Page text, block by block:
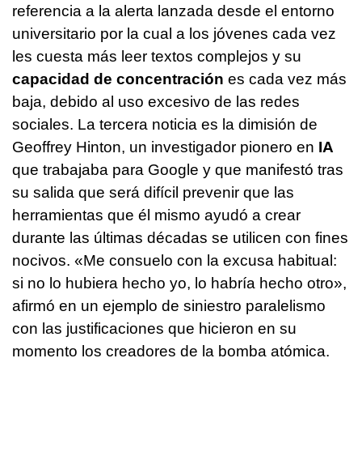
referencia a la alerta lanzada desde el entorno
universitario por la cual a los jóvenes cada vez
les cuesta más leer textos complejos y su
capacidad de concentración es cada vez más
baja, debido al uso excesivo de las redes
sociales. La tercera noticia es la dimisión de
Geoffrey Hinton, un investigador pionero en IA
que trabajaba para Google y que manifestó tras
su salida que será difícil prevenir que las
herramientas que él mismo ayudó a crear
durante las últimas décadas se utilicen con fines
nocivos. «Me consuelo con la excusa habitual:
si no lo hubiera hecho yo, lo habría hecho otro»,
afirmó en un ejemplo de siniestro paralelismo
con las justificaciones que hicieron en su
momento los creadores de la bomba atómica.